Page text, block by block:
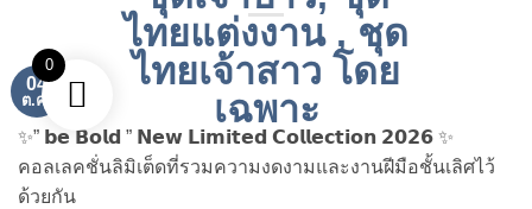
04
ต.ค.
✨” 𝗯𝗲 𝗕𝗼𝗹𝗱 ” 𝗡𝗲𝘄 𝗟𝗶𝗺𝗶𝘁𝗲𝗱 𝗖𝗼𝗹𝗹𝗲𝗰𝘁𝗶𝗼𝗻 𝟮𝟬𝟮𝟲 ✨
คอลเลคชั่นลิมิเต็ดที่รวมความงดงามและงานฝีมือชั้นเลิศไว้
ด้วยกัน
0